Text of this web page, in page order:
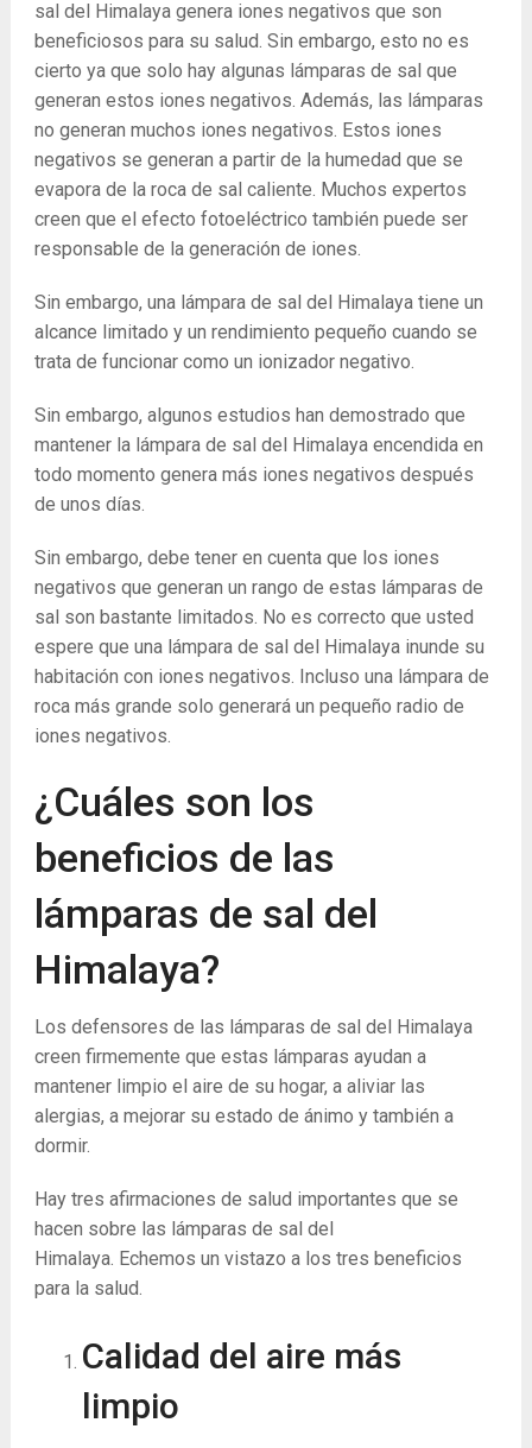
sal del Himalaya genera iones negativos que son
beneficiosos para su salud. Sin embargo, esto no es
cierto ya que solo hay algunas lámparas de sal que
generan estos iones negativos. Además, las lámparas
no generan muchos iones negativos. Estos iones
negativos se generan a partir de la humedad que se
evapora de la roca de sal caliente. Muchos expertos
creen que el efecto fotoeléctrico también puede ser
responsable de la generación de iones.
Sin embargo, una lámpara de sal del Himalaya tiene un
alcance limitado y un rendimiento pequeño cuando se
trata de funcionar como un ionizador negativo.
Sin embargo, algunos estudios han demostrado que
mantener la lámpara de sal del Himalaya encendida en
todo momento genera más iones negativos después
de unos días.
Sin embargo, debe tener en cuenta que los iones
negativos que generan un rango de estas lámparas de
sal son bastante limitados. No es correcto que usted
espere que una lámpara de sal del Himalaya inunde su
habitación con iones negativos. Incluso una lámpara de
roca más grande solo generará un pequeño radio de
iones negativos.
¿Cuáles son los
beneficios de las
lámparas de sal del
Himalaya?
Los defensores de las lámparas de sal del Himalaya
creen firmemente que estas lámparas ayudan a
mantener limpio el aire de su hogar, a aliviar las
alergias, a mejorar su estado de ánimo y también a
dormir.
Hay tres afirmaciones de salud importantes que se
hacen sobre las lámparas de sal del
Himalaya. Echemos un vistazo a los tres beneficios
para la salud.
Calidad del aire más
limpio